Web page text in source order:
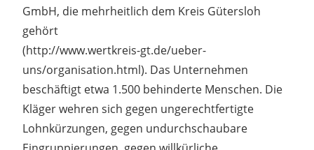
GmbH, die mehrheitlich dem Kreis Gütersloh
gehört
(http://www.wertkreis-gt.de/ueber-
uns/organisation.html). Das Unternehmen
beschäftigt etwa 1.500 behinderte Menschen. Die
Kläger wehren sich gegen ungerechtfertigte
Lohnkürzungen, gegen undurchschaubare